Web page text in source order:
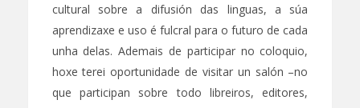
cultural sobre a difusión das linguas, a súa
aprendizaxe e uso é fulcral para o futuro de cada
unha delas. Ademais de participar no coloquio,
hoxe terei oportunidade de visitar un salón –no
que participan sobre todo libreiros, editores,